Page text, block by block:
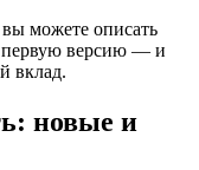
вы можете описать
первую версию — и
вклад.
новые и